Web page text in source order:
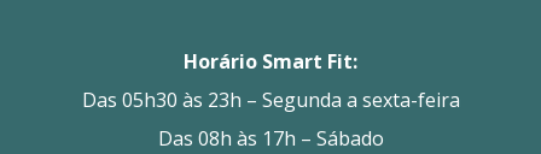
Horário Smart Fit:
Das 05h30 às 23h – Segunda a sexta-feira
Das 08h às 17h – Sábado